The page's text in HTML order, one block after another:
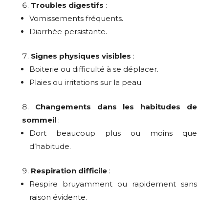
Troubles digestifs :
Vomissements fréquents.
Diarrhée persistante.
Signes physiques visibles :
Boiterie ou difficulté à se déplacer.
Plaies ou irritations sur la peau.
Changements dans les habitudes de
sommeil:
Dort beaucoup plus ou moins que
d’habitude.
Respiration difficile:
Respire bruyamment ou rapidement sans
raison évidente.